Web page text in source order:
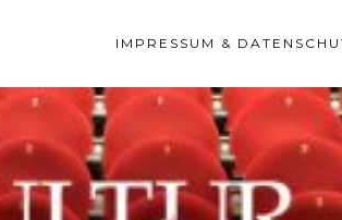
IMPRESSUM &